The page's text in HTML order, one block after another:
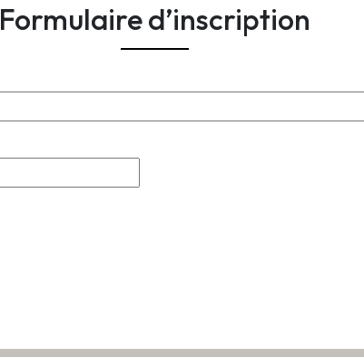
Formulaire d’inscription